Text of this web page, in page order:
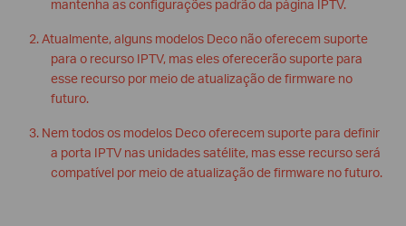
mantenha as configurações padrão da página IPTV.
2. Atualmente, alguns modelos Deco não oferecem suporte
para o recurso IPTV, mas eles oferecerão suporte para
esse recurso por meio de atualização de firmware no
futuro.
3. Nem todos os modelos Deco oferecem suporte para definir
a porta IPTV nas unidades satélite, mas esse recurso será
compatível por meio de atualização de firmware no futuro.